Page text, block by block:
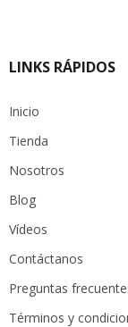
LINKS RÁPIDOS
Inicio
Tienda
Nosotros
Blog
Vídeos
Contáctanos
Preguntas
Términos y